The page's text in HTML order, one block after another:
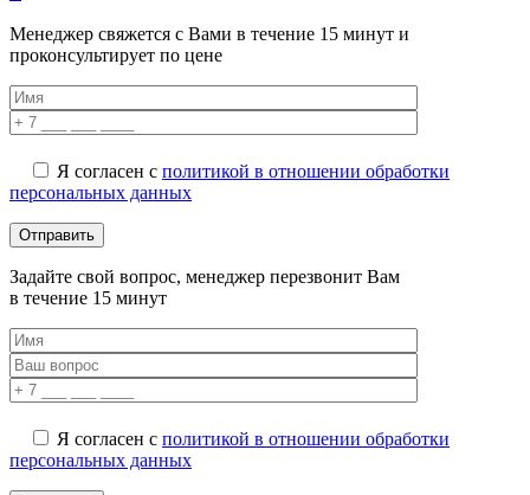
Менеджер свяжется с Вами в течение 15 минут и
проконсультирует по цене
Я согласен с политикой в отношении обработки
персональных данных
Задайте свой вопрос, менеджер перезвонит Вам
в течение 15 минут
Я согласен с политикой в отношении обработки
персональных данных